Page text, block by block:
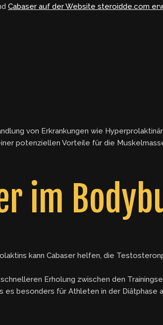
Cabaser auf der Website steroidde.com
von Erkrankungen wie
potenziellen Vorteile für die
im
kann Cabaser helfen, die
Erholung zwischen den
es besonders für Athleten in der Diätphase